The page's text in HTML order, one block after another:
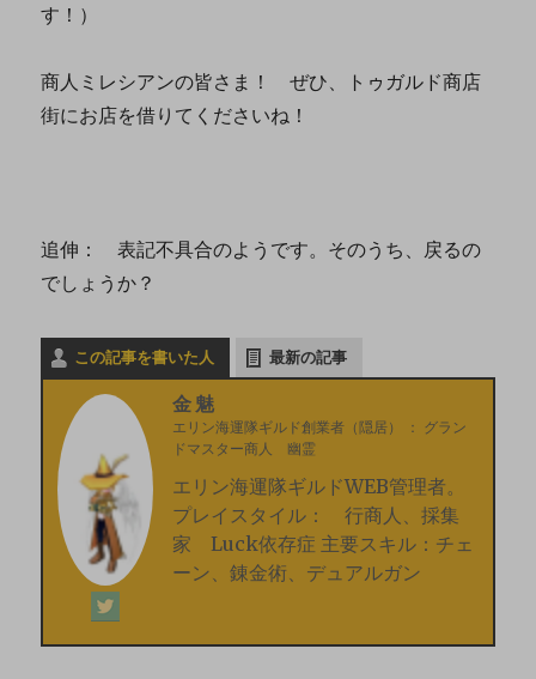
す！）
商人ミレシアンの皆さま！ ぜひ、トゥガルド商店
街にお店を借りてくださいね！
追伸： 表記不具合のようです。そのうち、戻るの
でしょうか？
この記事を書いた人 最新の記事
金魅
エリン海運隊ギルド創業者（隠居） ： グラン
ドマスター商人 幽霊
エリン海運隊ギルドWEB管理者。
プレイスタイル： 行商人、採集
家 Luck依存症 主要スキル：チェ
ーン、錬金術、デュアルガン